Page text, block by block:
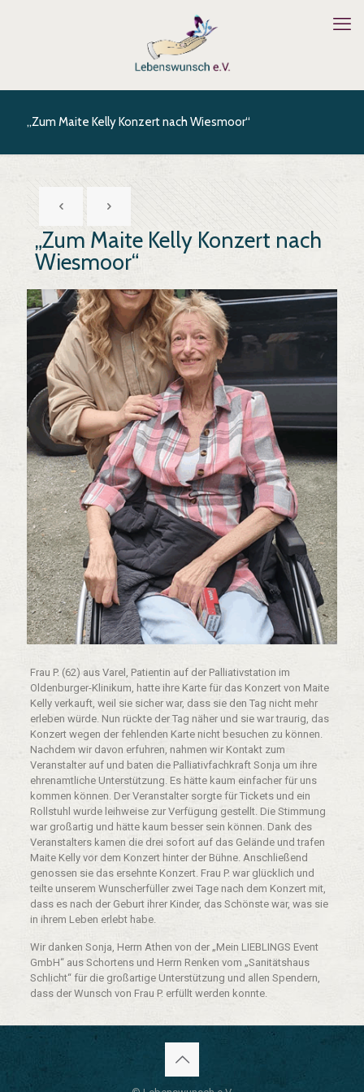
„Zum Maite Kelly Konzert nach Wiesmoor“
„Zum Maite Kelly Konzert nach
Wiesmoor“
Frau P. (62) aus Varel, Patientin auf der Palliativstation im
Oldenburger-Klinikum, hatte ihre Karte für das Konzert von Maite
Kelly verkauft, weil sie sicher war, dass sie den Tag nicht mehr
erleben würde. Nun rückte der Tag näher und sie war traurig, das
Konzert wegen der fehlenden Karte nicht besuchen zu können.
Nachdem wir davon erfuhren, nahmen wir Kontakt zum
Veranstalter auf und baten die Palliativfachkraft Sonja um ihre
ehrenamtliche Unterstützung. Es hätte kaum einfacher für uns
kommen können. Der Veranstalter sorgte für Tickets und ein
Rollstuhl wurde leihweise zur Verfügung gestellt. Die Stimmung
war großartig und hätte kaum besser sein können. Dank des
Veranstalters kamen die drei sofort auf das Gelände und trafen
Maite Kelly vor dem Konzert hinter der Bühne. Anschließend
genossen sie das ersehnte Konzert. Frau P. war glücklich und
teilte unserem Wunscherfüller zwei Tage nach dem Konzert mit,
dass es nach der Geburt ihrer Kinder, das Schönste war, was sie
in ihrem Leben erlebt habe.
Wir danken Sonja, Herrn Athen von der „Mein LIEBLINGS Event
GmbH“ aus Schortens und Herrn Renken vom „Sanitätshaus
Schlicht“ für die großartige Unterstützung und allen Spendern,
dass der Wunsch von Frau P. erfüllt werden konnte.